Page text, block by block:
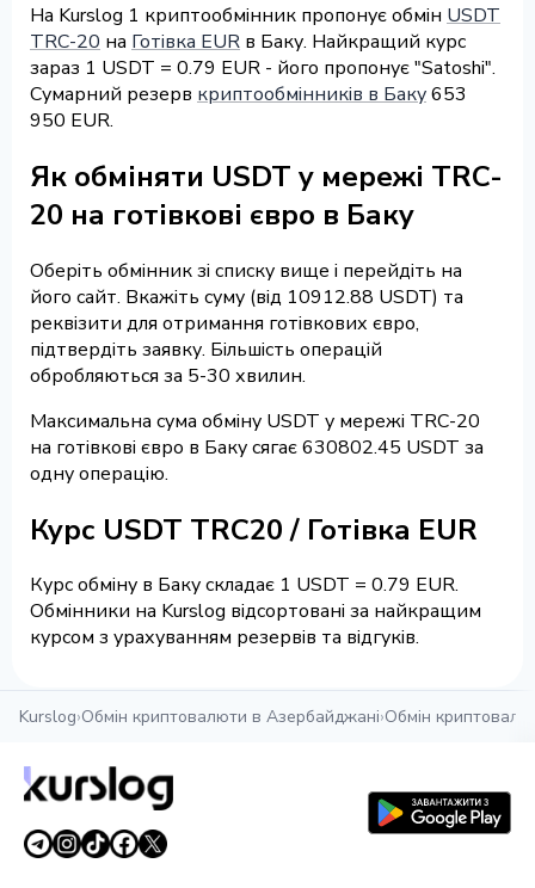
На Kurslog 1 криптообмінник пропонує обмін USDT
TRC-20 на Готівка EUR в Баку. Найкращий курс
зараз 1 USDT = 0.79 EUR - його пропонує "Satoshi".
Сумарний резерв криптообмінників в Баку653
950 EUR.
Як обміняти USDT у мережі TRC-
20 на готівкові євро в Баку
Оберіть обмінник зі списку вище і перейдіть на
його сайт. Вкажіть суму (від 10912.88 USDT) та
реквізити для отримання готівкових євро,
підтвердіть заявку. Більшість операцій
обробляються за 5-30 хвилин.
Максимальна сума обміну USDT у мережі TRC-20
на готівкові євро в Баку сягає 630802.45 USDT за
одну операцію.
Курс USDT TRC20 / Готівка EUR
Курс обміну в Баку складає 1 USDT = 0.79 EUR.
Обмінники на Kurslog відсортовані за найкращим
курсом з урахуванням резервів та відгуків.
Kurslog›Обмін криптовалюти в Азербайджані›Обмін